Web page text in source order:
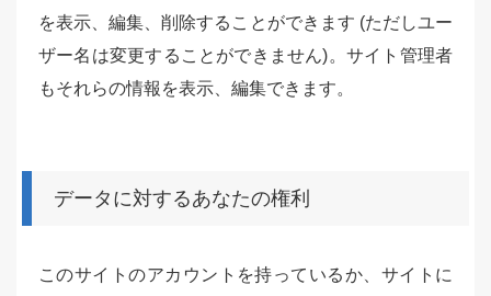
を表示、編集、削除することができます (ただしユー
ザー名は変更することができません)。サイト管理者
もそれらの情報を表示、編集できます。
データに対するあなたの権利
このサイトのアカウントを持っているか、サイトに